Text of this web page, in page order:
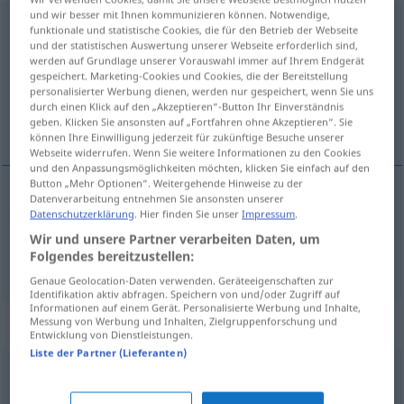
Verringerungf <Verringerung;Verringerungen >
Übersicht aller Übersetzungen
(Für mehr Details die Übersetzung anklicken/antippen)
diminution, réduction
diminutionf Verringerung
réductionf Verringerung
Synonyme für "Verringerung"
und wir besser mit Ihnen kommunizieren können. Notwendige,
funktionale und statistische Cookies, die für den Betrieb der Webseite
und der statistischen Auswertung unserer Webseite erforderlich sind,
werden auf Grundlage unserer Vorauswahl immer auf Ihrem Endgerät
gespeichert. Marketing-Cookies und Cookies, die der Bereitstellung
personalisierter Werbung dienen, werden nur gespeichert, wenn Sie uns
durch einen Klick auf den „Akzeptieren“-Button Ihr Einverständnis
geben. Klicken Sie ansonsten auf „Fortfahren ohne Akzeptieren“. Sie
können Ihre Einwilligung jederzeit für zukünftige Besuche unserer
Webseite widerrufen. Wenn Sie weitere Informationen zu den Cookies
und den Anpassungsmöglichkeiten möchten, klicken Sie einfach auf den
Button „Mehr Optionen“. Weitergehende Hinweise zu der
Datenverarbeitung entnehmen Sie ansonsten unserer
Datenschutzerklärung. Hier finden Sie unserImpressum.
Wir und unsere Partner verarbeiten Daten, um
Folgendes bereitzustellen:
Genaue Geolocation-Daten verwenden. Geräteeigenschaften zur
Identifikation aktiv abfragen. Speichern von und/oder Zugriff auf
Informationen auf einem Gerät. Personalisierte Werbung und Inhalte,
Messung von Werbung und Inhalten, Zielgruppenforschung und
Entwicklung von Dienstleistungen.
Liste der Partner (Lieferanten)